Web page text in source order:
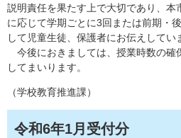
説明責任を果たす上で大切であり、本
に応じて学期ごとに3回または前期・
して児童生徒、保護者にお伝えしてい
今後におきましては、授業時数の確
してまいります。
​​（学校教育推進課）
令和6年1月受付分